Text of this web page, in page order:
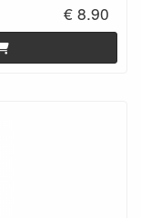
€ 8.90